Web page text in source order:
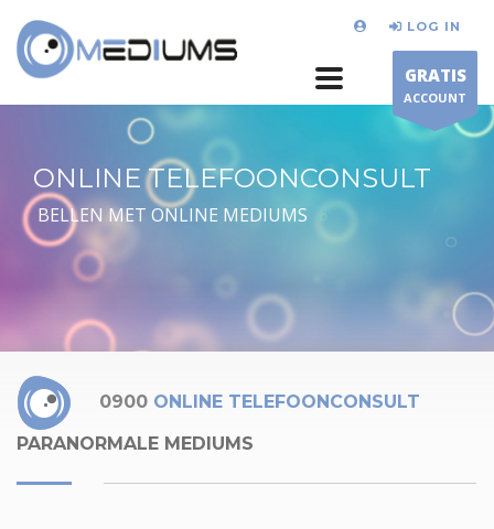
LOG IN
GRATIS
ACCOUNT
ONLINE TELEFOONCONSULT
BELLEN MET ONLINE MEDIUMS
0900 ONLINE TELEFOONCONSULT
PARANORMALE MEDIUMS